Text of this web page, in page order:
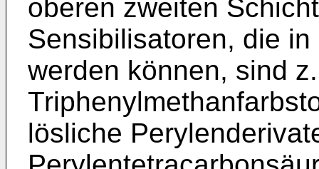
oberen zweiten
Sensibilisatoren, die
werden können, sind
lösliche